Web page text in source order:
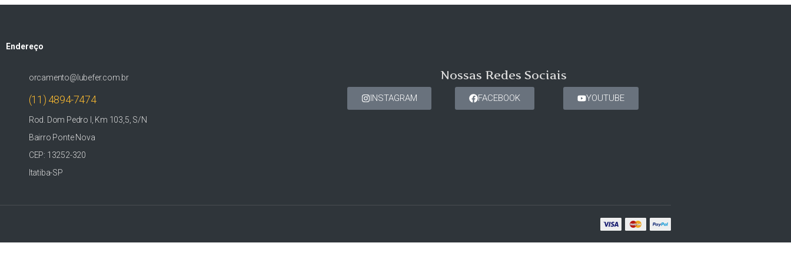
Endereço
orcamento@lubefer.com.br
(11) 4894-7474
Rod. Dom Pedro I, Km 103,5, S/N
Bairro Ponte Nova
CEP: 13252-320
Itatiba-SP
Nossas Redes Sociais
INSTAGRAM FACEBOOK YOUTUBE